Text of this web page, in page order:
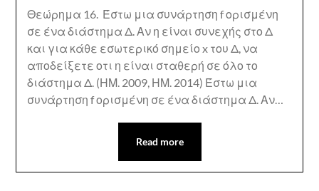
Θεώρημα 16. Έστω μια συνάρτηση f ορισμένη
σε ένα διάστημα Δ. Αν η είναι συνεχής στο Δ
και για κάθε εσωτερικό σημείο x του Δ, να
αποδείξετε οτι η είναι σταθερή σε όλο το
διάστημα Δ. (ΗΜ. 2009, ΗΜ. 2014) Έστω μια
συνάρτηση f ορισμένη σε ένα διάστημα Δ. Αν…
Read more